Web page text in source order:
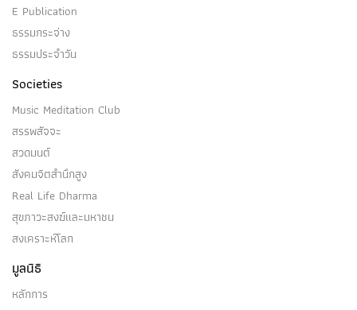
E Publication
ธรรมกระจ่าง
ธรรมประจำวัน
Societies
Music Meditation Club
สรรพสัจจะ
สวดมนต์
สังคมจิตสำนึกสูง
Real Life Dharma
สุขภาวะสงฆ์และมหาชน
สงเคราะห์โลก
มูลนิธิ
หลักการ